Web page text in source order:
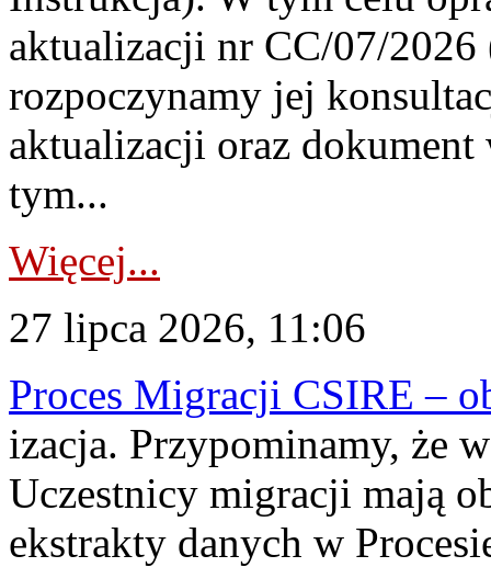
aktualizacji nr CC/07/
rozpoczynamy jej
aktualizacji oraz
tym...
Więcej...
27 lipca 2026, 11:06
Proces Migracji CSIRE –
izacja. Przypominamy, że
Uczestnicy migracji mają
ekstrakty danych w